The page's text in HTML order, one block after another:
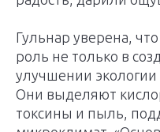
Гульнар уверена,
роль не только в
улучшении экологии
Они выделяют
токсины и пыль,